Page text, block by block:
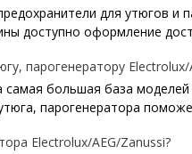
для утюгов и
доступно оформление
парогенератору Electrolux/
самая большая база
парогенератора
Electrolux/AEG/Zanussi?